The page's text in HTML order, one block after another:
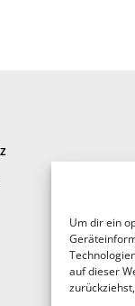
Um dir ein
auf dieser